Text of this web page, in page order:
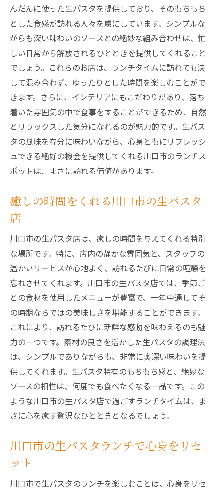
んだんに使った生パスタを提供しており、そのもちもち
とした食感が訪れる人々を虜にしています。シンプルな
がらも深い味わいのソースとの絶妙な組み合わせは、忙
しい日常から解放されるひとときを提供してくれること
でしょう。これらのお店は、ランチタイムに訪れても決
して混み合わず、ゆったりとした時間を楽しむことがで
きます。さらに、インテリアにもこだわりがあり、落ち
着いた雰囲気の中で食事をすることができるため、自然
とリラックスした気分になれるのが魅力的です。生パス
タの風味を存分に味わいながら、心身ともにリフレッシ
ュできる絶好の機会を提供してくれる川口市のランチス
ポットは、まさに訪れる価値があります。
癒しの時間をくれる川口市の生パスタ
店
川口市の生パスタ店は、癒しの時間を与えてくれる特別
な場所です。特に、店内の静かな雰囲気と、スタッフの
温かいサービスが心地よく、訪れるたびに日常の喧騒を
忘れさせてくれます。川口市の生パスタ店では、季節ご
との食材を使用したメニューが豊富で、一年中通してそ
の時期ならではの美味しさを堪能することができます。
これにより、訪れるたびに新鮮な感動を味わえるのも魅
力の一つです。素材の良さを活かした生パスタの調理法
は、シンプルでありながらも、非常に奥深い味わいを提
供してくれます。生パスタ特有のもちもち感と、絶妙な
ソースの相性は、何度でも食べたくなる一品です。この
ような川口市の生パスタ店で過ごすランチタイムは、ま
さに心を癒す贅沢なひとときとなるでしょう。
川口市の生パスタランチで心身をリセ
ット
川口市で生パスタのランチを楽しむことは、心身をリセ